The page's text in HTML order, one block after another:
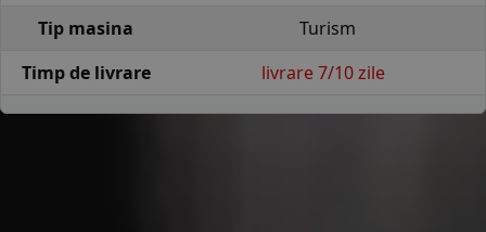
Tip masina
Turism
Timp de livrare
livrare 7/10 zile